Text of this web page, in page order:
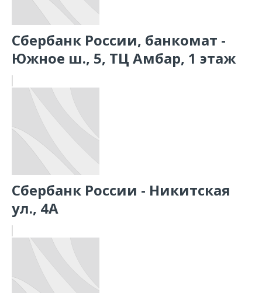
Сбербанк России, банкомат -
Южное ш., 5, ТЦ Амбар, 1 этаж
Сбербанк России - Никитская
ул., 4А